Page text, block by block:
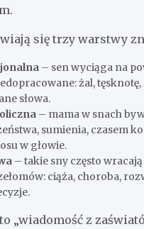
się trzy warstwy
– sen wyciąga na
żal, tęsknotę,
słowa.
– mama w snach
sumienia, czasem
w głowie.
– takie sny często
ciąża, choroba,
„wiadomość z